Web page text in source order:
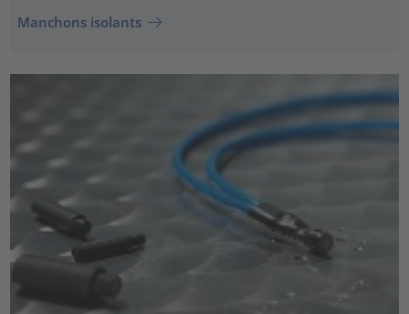
Manchons isolants